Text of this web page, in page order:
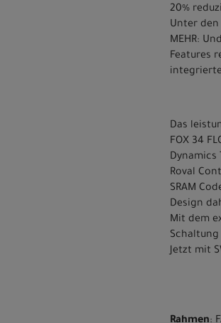
20%
Unter den
MEHR:
Features
Das
FOX 34
Dynamics
Roval
SRAM
Design
Mit dem
Jetzt mit